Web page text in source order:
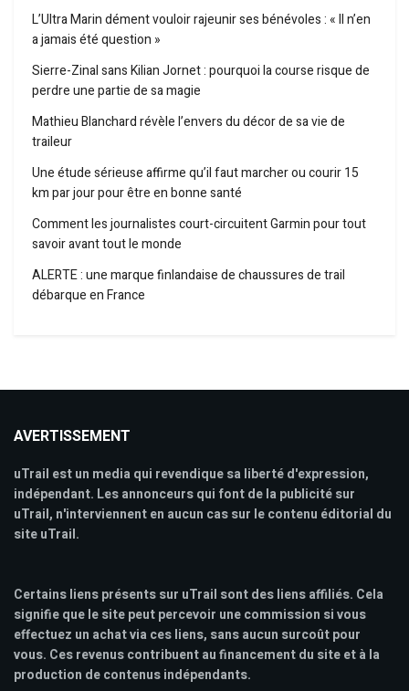
L’Ultra Marin dément vouloir rajeunir ses bénévoles : « Il n’en
a jamais été question »
Sierre-Zinal sans Kilian Jornet : pourquoi la course risque de
perdre une partie de sa magie
Mathieu Blanchard révèle l’envers du décor de sa vie de
traileur
Une étude sérieuse affirme qu’il faut marcher ou courir 15
km par jour pour être en bonne santé
Comment les journalistes court-circuitent Garmin pour tout
savoir avant tout le monde
ALERTE : une marque finlandaise de chaussures de trail
débarque en France
AVERTISSEMENT
uTrail est un media qui revendique sa liberté d'expression,
indépendant. Les annonceurs qui font de la publicité sur
uTrail, n'interviennent en aucun cas sur le contenu éditorial du
site uTrail.
Certains liens présents sur uTrail sont des liens affiliés. Cela
signifie que le site peut percevoir une commission si vous
effectuez un achat via ces liens, sans aucun surcoût pour
vous. Ces revenus contribuent au financement du site et à la
production de contenus indépendants.